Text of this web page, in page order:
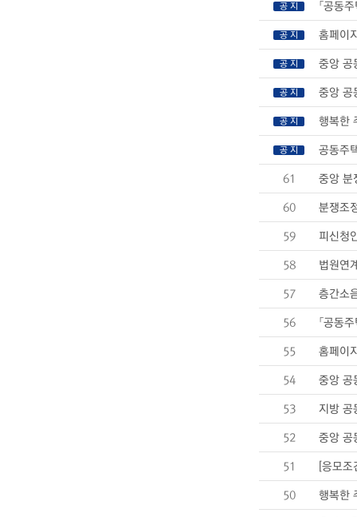
공 지 「공동
공 지 홈페이
공 지 중앙 공
공 지 중앙 공
공 지 행복한
공 지 공동주
61 중앙 분
60 분쟁조
59 피신청
58 법원연
57 층간소
56 「공동
55 홈페이
54 중앙 공
53 지방 공
52 중앙 공
51 [응모
50 행복한